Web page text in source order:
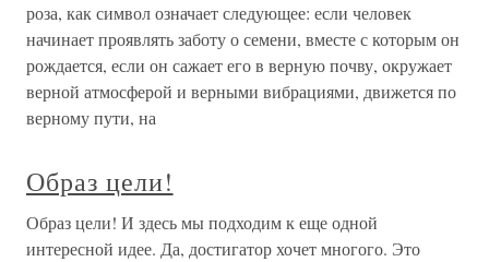
роза, как символ означает следующее: если человек
начинает проявлять заботу о семени, вместе с которым он
рождается, если он сажает его в верную почву, окружает
верной атмосферой и верными вибрациями, движется по
верному пути, на
Образ цели!
Образ цели! И здесь мы подходим к еще одной
интересной идее. Да, достигатор хочет многого. Это